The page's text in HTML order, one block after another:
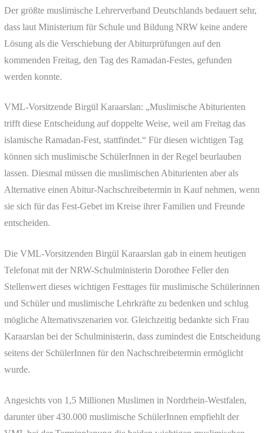
Der größte muslimische Lehrerverband Deutschlands bedauert sehr,
dass laut Ministerium für Schule und Bildung NRW keine andere
Lösung als die Verschiebung der Abiturprüfungen auf den
kommenden Freitag, den Tag des Ramadan-Festes, gefunden
werden konnte.
VML-Vorsitzende Birgül Karaarslan: „Muslimische Abiturienten
trifft diese Entscheidung auf doppelte Weise, weil am Freitag das
islamische Ramadan-Fest, stattfindet.“ Für diesen wichtigen Tag
können sich muslimische SchülerInnen in der Regel beurlauben
lassen. Diesmal müssen die muslimischen Abiturienten aber als
Alternative einen Abitur-Nachschreibetermin in Kauf nehmen, wenn
sie sich für das Fest-Gebet im Kreise ihrer Familien und Freunde
entscheiden.
Die VML-Vorsitzenden Birgül Karaarslan gab in einem heutigen
Telefonat mit der NRW-Schulministerin Dorothee Feller den
Stellenwert dieses wichtigen Festtages für muslimische Schülerinnen
und Schüler und muslimische Lehrkräfte zu bedenken und schlug
mögliche Alternativszenarien vor. Gleichzeitig bedankte sich Frau
Karaarslan bei der Schulministerin, dass zumindest die Entscheidung
seitens der SchülerInnen für den Nachschreibetermin ermöglicht
wurde.
Angesichts von 1,5 Millionen Muslimen in Nordrhein-Westfalen,
darunter über 430.000 muslimische SchülerInnen empfiehlt der